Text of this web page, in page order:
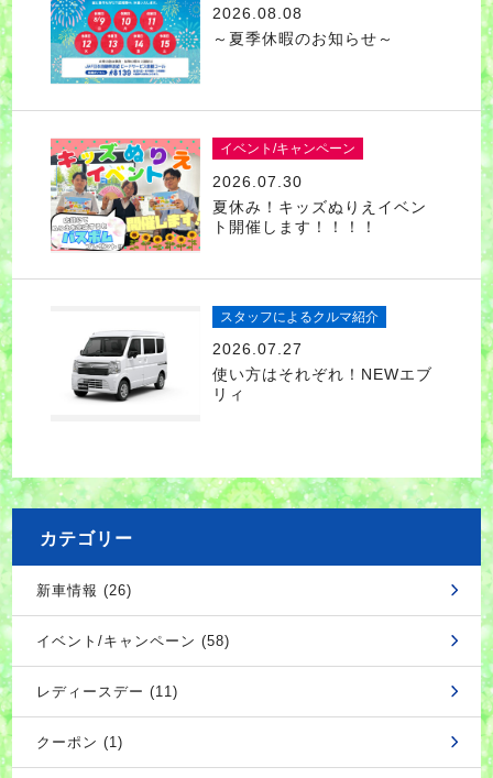
2026.08.08
～夏季休暇のお知らせ～
イベント/キャンペーン
2026.07.30
夏休み！キッズぬりえイベン
ト開催します！！！！
スタッフによるクルマ紹介
2026.07.27
使い方はそれぞれ！NEWエブ
リィ
カテゴリー
新車情報 (26)
イベント/キャンペーン (58)
レディースデー (11)
クーポン (1)